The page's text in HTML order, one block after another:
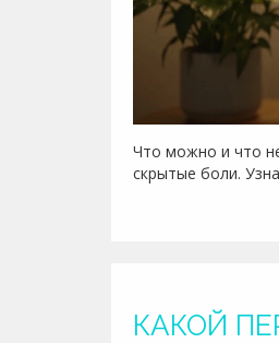
Что можно и что
скрытые боли.
КАКОЙ